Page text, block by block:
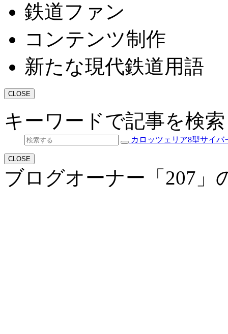
鉄道ファン
コンテンツ制作
新たな現代鉄道用語
CLOSE
キーワードで記事を検索
カロッツェリア8型サイ
CLOSE
ブログオーナー「207」